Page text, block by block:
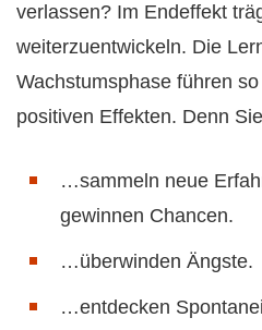
verlassen? Im Endeffekt
weiterzuentwickeln. Die
Wachstumsphase führen
positiven Effekten. Denn
…sammeln neue
gewinnen Chancen.
…überwinden Ängste.
…entdecken